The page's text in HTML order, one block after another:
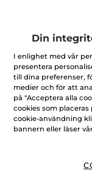
omdöme
för
Din
I enlighet med vår
presentera
till dina preferenser,
medier och för att
på "Acceptera alla
cookies som
cookie-användning
bannern eller läser